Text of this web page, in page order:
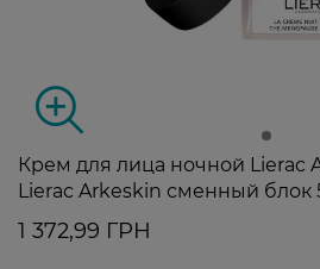
Крем для лица ночной Lierac
Lierac Arkeskin сменный блок
1 372,99 ГРН